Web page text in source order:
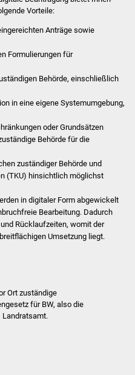
Wahlen
Jubiläumsjahr 2021
Schulentwicklung Bizet
Sanierung Hallenbad
Sanierung Bizethalle
Ortsentwicklung
erledige ich wo
Vorteile:
Anträge sowie
Formulierungen für
Behörde, einschließlich
in eine eigene Systemumgebung,
oder Grundsätzen
Behörde für die
zuständiger Behörde und
(TKU) hinsichtlich möglichst
in digitaler Form abgewickelt
Bearbeitung. Dadurch
Rücklaufzeiten, womit der
Umsetzung liegt.
Ort zuständige
für BW, also die
Landratsamt.